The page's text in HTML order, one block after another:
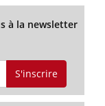
à la newsletter
S'inscrire